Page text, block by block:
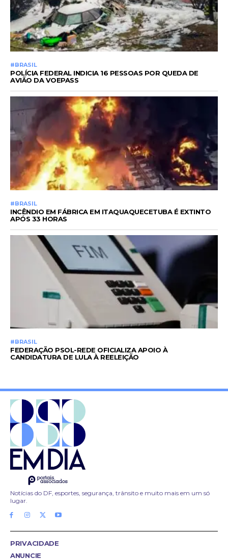
#BRASIL
POLÍCIA FEDERAL INDICIA 16 PESSOAS POR QUEDA DE
AVIÃO DA VOEPASS
#BRASIL
INCÊNDIO EM FÁBRICA EM ITAQUAQUECETUBA É EXTINTO
APÓS 33 HORAS
#BRASIL
FEDERAÇÃO PSOL-REDE OFICIALIZA APOIO À
CANDIDATURA DE LULA À REELEIÇÃO
Notícias do DF, esportes, segurança, trânsito e muito mais em um só
lugar.
PRIVACIDADE
ANUNCIE